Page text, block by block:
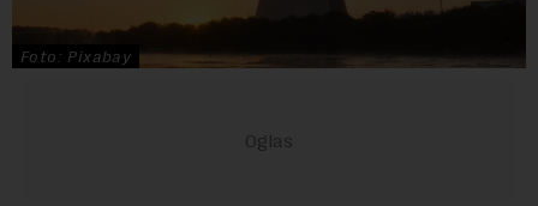
Foto: Pixabay